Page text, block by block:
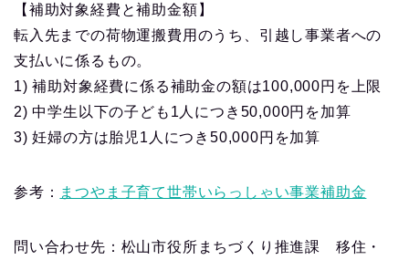
【補助対象経費と補助金額】
転入先までの荷物運搬費用のうち、引越し事業者への
支払いに係るもの。
1) 補助対象経費に係る補助金の額は100,000円を上限
2) 中学生以下の子ども1人につき50,000円を加算
3) 妊婦の方は胎児1人につき50,000円を加算
参考： まつやま子育て世帯いらっしゃい事業補助金
問い合わせ先：松山市役所まちづくり推進課 移住・